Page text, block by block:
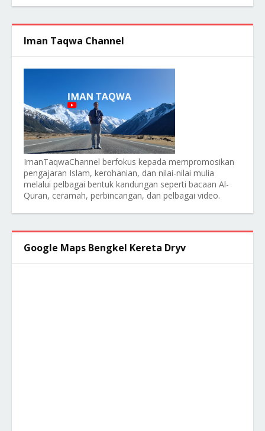
Iman Taqwa Channel
ImanTaqwaChannel berfokus kepada mempromosikan
pengajaran Islam, kerohanian, dan nilai-nilai mulia
melalui pelbagai bentuk kandungan seperti bacaan Al-
Quran, ceramah, perbincangan, dan pelbagai video.
Google Maps Bengkel Kereta Dryv